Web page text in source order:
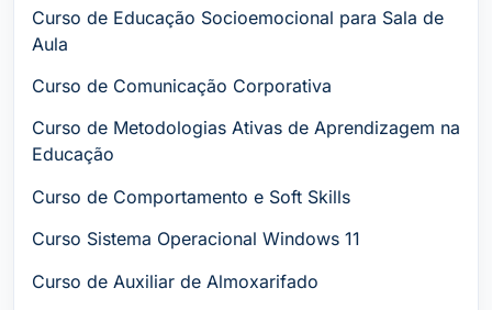
Curso de Educação Socioemocional para Sala de
Aula
Curso de Comunicação Corporativa
Curso de Metodologias Ativas de Aprendizagem na
Educação
Curso de Comportamento e Soft Skills
Curso Sistema Operacional Windows 11
Curso de Auxiliar de Almoxarifado